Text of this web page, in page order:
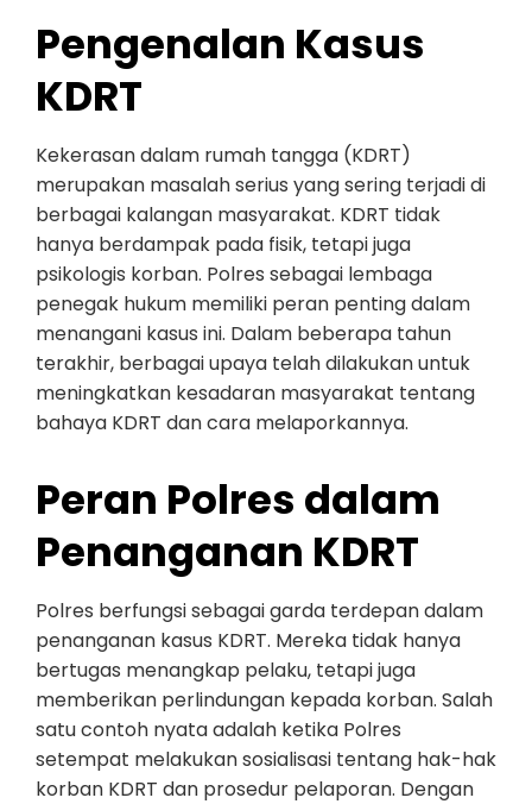
Pengenalan Kasus
KDRT
Kekerasan dalam rumah tangga (KDRT)
merupakan masalah serius yang sering terjadi di
berbagai kalangan masyarakat. KDRT tidak
hanya berdampak pada fisik, tetapi juga
psikologis korban. Polres sebagai lembaga
penegak hukum memiliki peran penting dalam
menangani kasus ini. Dalam beberapa tahun
terakhir, berbagai upaya telah dilakukan untuk
meningkatkan kesadaran masyarakat tentang
bahaya KDRT dan cara melaporkannya.
Peran Polres dalam
Penanganan KDRT
Polres berfungsi sebagai garda terdepan dalam
penanganan kasus KDRT. Mereka tidak hanya
bertugas menangkap pelaku, tetapi juga
memberikan perlindungan kepada korban. Salah
satu contoh nyata adalah ketika Polres
setempat melakukan sosialisasi tentang hak-hak
korban KDRT dan prosedur pelaporan. Dengan